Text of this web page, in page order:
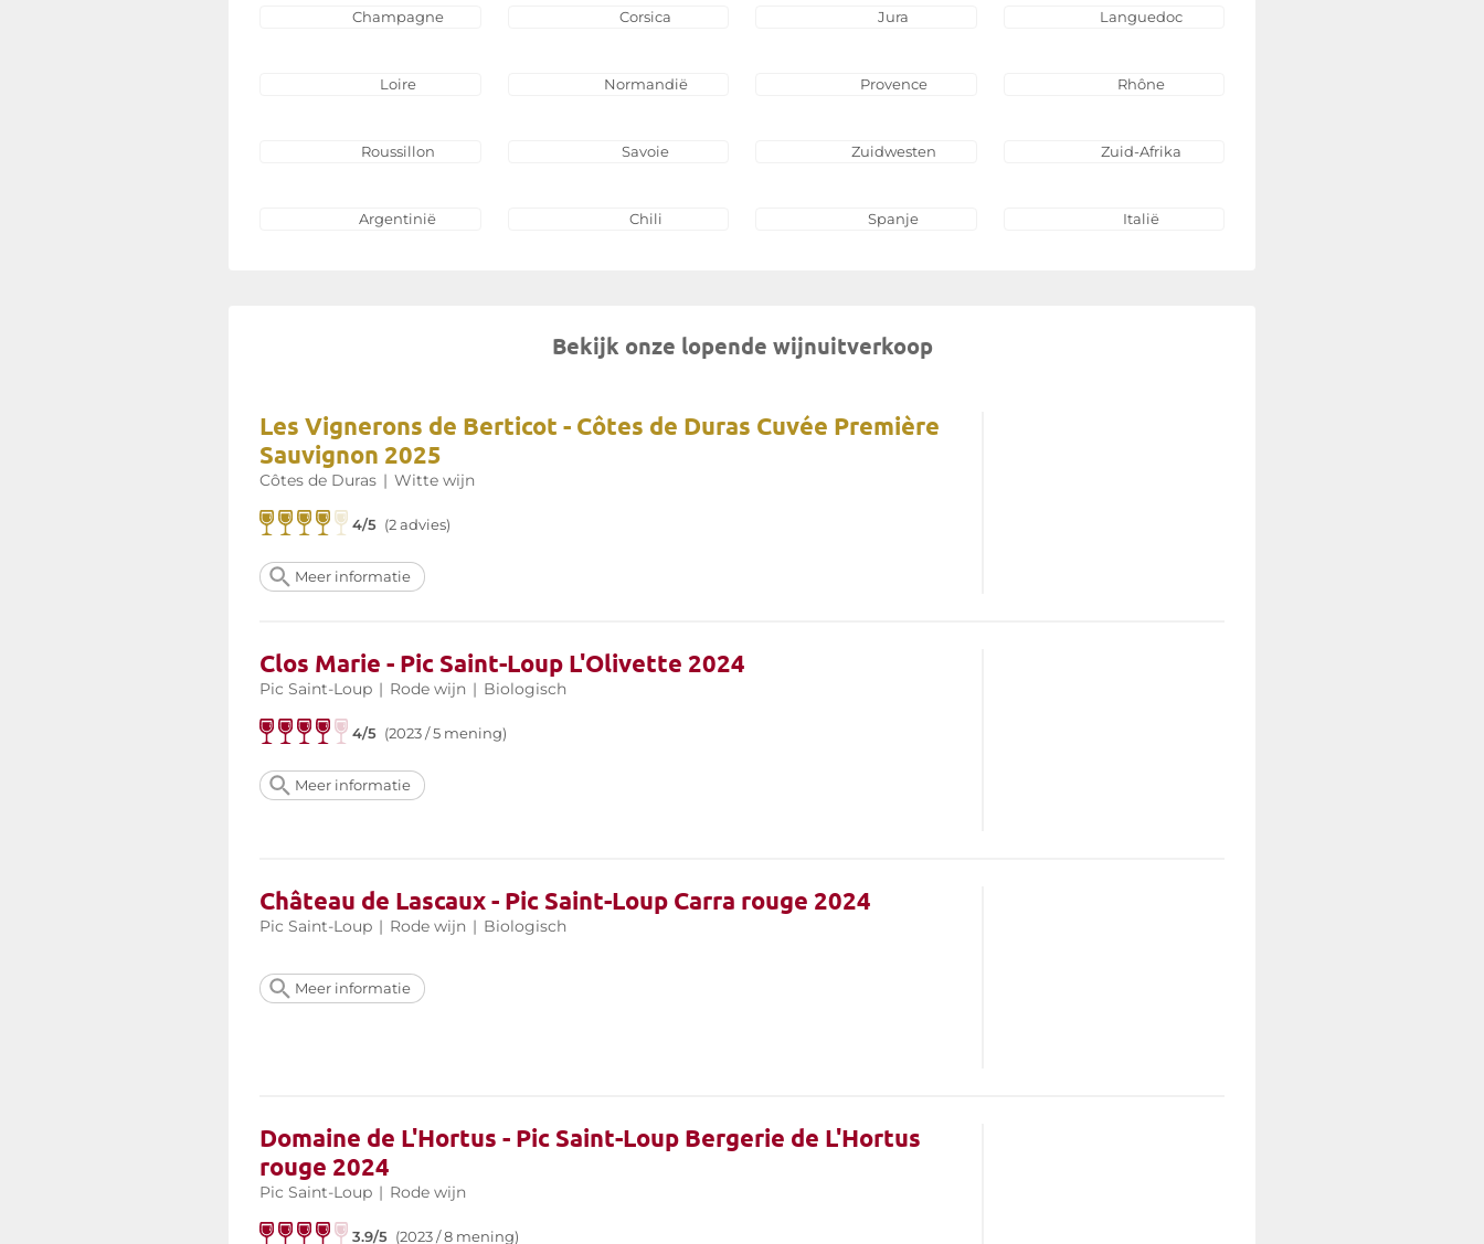
Champagne Corsica Jura Languedoc
Loire Normandië Provence Rhône
Roussillon Savoie Zuidwesten Zuid-Afrika
Argentinië Chili Spanje Italië
Bekijk onze lopende wijnuitverkoop
Les Vignerons de Berticot - Côtes de Duras Cuvée Première
Sauvignon 2025
Côtes de Duras | Witte wijn
4/5 (2 advies)
Meer informatie
Clos Marie - Pic Saint-Loup L'Olivette 2024
Pic Saint-Loup | Rode wijn | Biologisch
4/5 (2023 / 5 mening)
Meer informatie
Château de Lascaux - Pic Saint-Loup Carra rouge 2024
Pic Saint-Loup | Rode wijn | Biologisch
Meer informatie
Domaine de L'Hortus - Pic Saint-Loup Bergerie de L'Hortus
rouge 2024
Pic Saint-Loup | Rode wijn
3.9/5 (2023 / 8 mening)